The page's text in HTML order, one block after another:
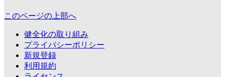
このページの上部へ
健全化の取り組み
プライバシーポリシー
新規登録
利用規約